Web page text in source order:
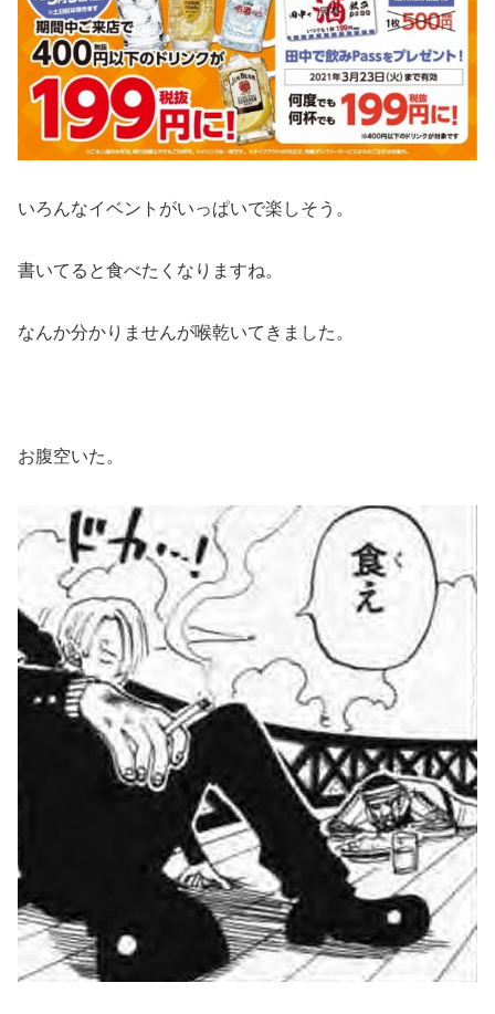
いろんなイベントがいっぱいで楽しそう。
書いてると食べたくなりますね。
なんか分かりませんが喉乾いてきました。
お腹空いた。